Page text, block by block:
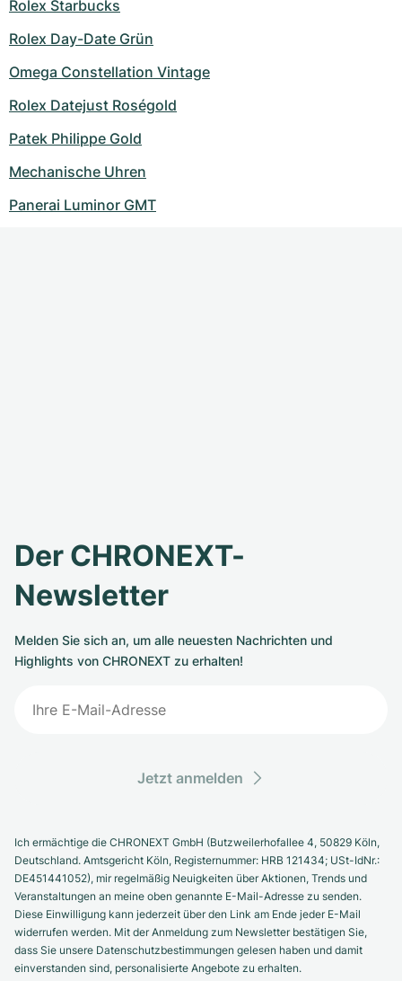
Rolex Starbucks
Rolex Day-Date Grün
Omega Constellation Vintage
Rolex Datejust Roségold
Patek Philippe Gold
Mechanische Uhren
Panerai Luminor GMT
Der CHRONEXT-
Newsletter
Melden Sie sich an, um alle neuesten Nachrichten und
Highlights von CHRONEXT zu erhalten!
Jetzt anmelden
Ich ermächtige die CHRONEXT GmbH (Butzweilerhofallee 4, 50829 Köln,
Deutschland. Amtsgericht Köln, Registernummer: HRB 121434; USt-IdNr.:
DE451441052), mir regelmäßig Neuigkeiten über Aktionen, Trends und
Veranstaltungen an meine oben genannte E-Mail-Adresse zu senden.
Diese Einwilligung kann jederzeit über den Link am Ende jeder E-Mail
widerrufen werden. Mit der Anmeldung zum Newsletter bestätigen Sie,
dass Sie unsere Datenschutzbestimmungen gelesen haben und damit
einverstanden sind, personalisierte Angebote zu erhalten.